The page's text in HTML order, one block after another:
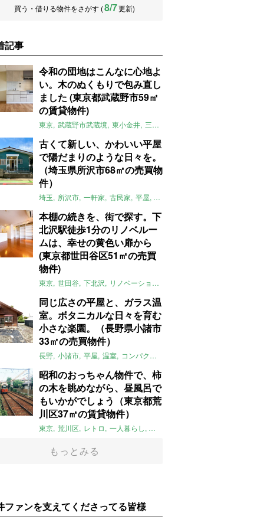
買う・借りる物件をさがす (8/7更新)
記事
令和の団地はこんなに心地よ
い。木のぬくもりで包み直し
ました (東京都武蔵野市59㎡
の賃貸物件)
東京 武蔵野市武蔵境 東小金井 三鷹
古くて新しい、かわいい平屋
で陽だまりのような日々を。
（埼玉県所沢市68㎡の売買物
件）
埼玉 所沢市 一軒家 古民家 平屋 庭
本棚の続きを、街で探す。下
北沢駅徒歩1分のリノベルー
ムは、幸せの黄色い扉から
(東京都世田谷区51㎡の売買
物件)
東京 世田谷 下北沢 リノベーション
同じ広さの平屋と、ガラス温
室。ボタニカルな日々を育む
小さな楽園。（長野県小諸市
33㎡の売買物件）
長野 小諸市 平屋 温室 コンパクト
昭和のおっちゃん物件で、柿
の木を眺めながら、昼風呂で
もいかがでしょう（東京都荒
川区37㎡の賃貸物件）
東京 荒川区 レトロ 一人暮らし タイル
もっとみる
ファンを支えてくださってる皆様